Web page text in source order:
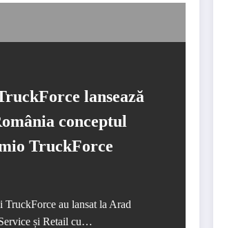
lansează
conceptul
TruckForce
TruckForce au lansat la Arad
și Retail cu…